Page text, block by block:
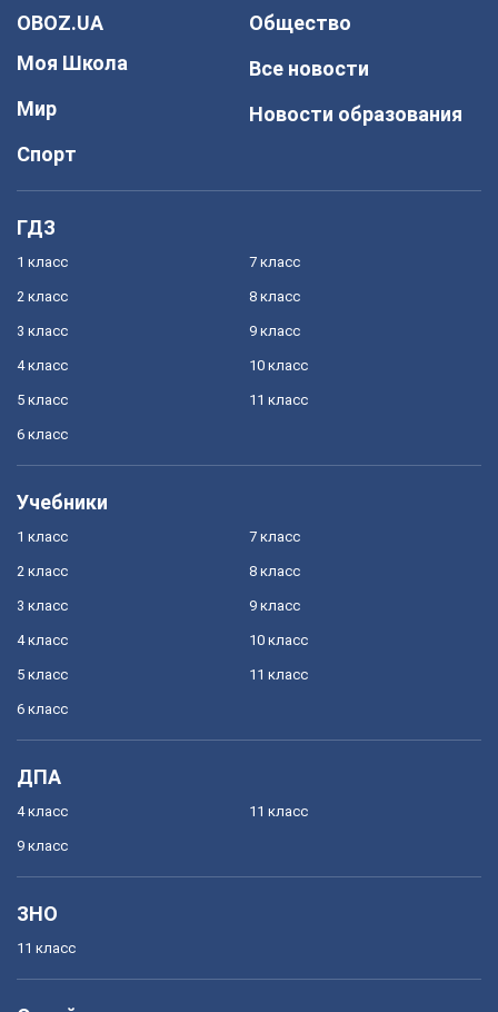
OBOZ.UA
Моя Школа
Мир
Спорт
Общество
Все новости
Новости образования
ГДЗ
1 класс
2 класс
3 класс
4 класс
5 класс
6 класс
7 класс
8 класс
9 класс
10 класс
11 класс
Учебники
1 класс
2 класс
3 класс
4 класс
5 класс
6 класс
7 класс
8 класс
9 класс
10 класс
11 класс
ДПА
4 класс
9 класс
11 класс
ЗНО
11 класс